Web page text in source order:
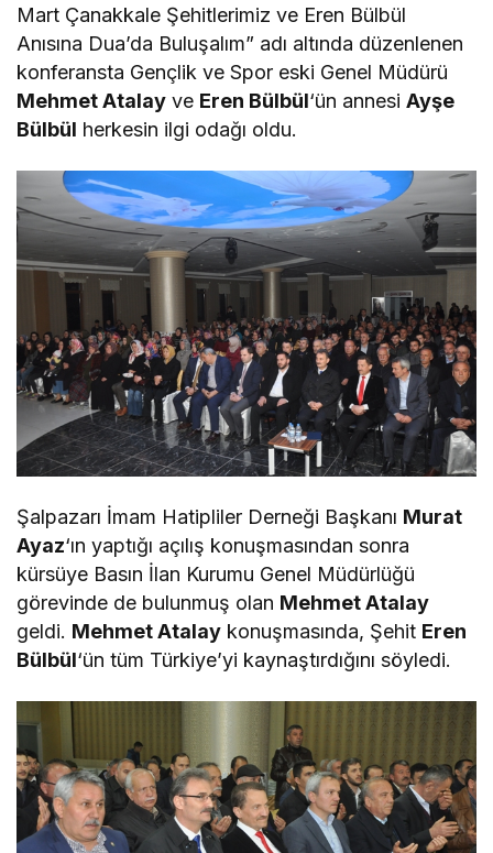
Mart Çanakkale Şehitlerimiz ve Eren Bülbül
Anısına Dua’da Buluşalım” adı altında düzenlenen
konferansta Gençlik ve Spor eski Genel Müdürü
Mehmet Atalay ve Eren Bülbül‘ün annesiAyşe
Bülbül herkesin ilgi odağı oldu.
Şalpazarı İmam Hatipliler Derneği Başkanı Murat
Ayaz‘ın yaptığı açılış konuşmasından sonra
kürsüye Basın İlan Kurumu Genel Müdürlüğü
görevinde de bulunmuş olan Mehmet Atalay
geldi. Mehmet Atalay konuşmasında, Şehit Eren
Bülbül‘ün tüm Türkiye’yi kaynaştırdığını söyledi.